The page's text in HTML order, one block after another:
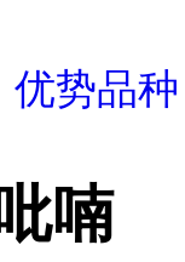
优势品种
喃